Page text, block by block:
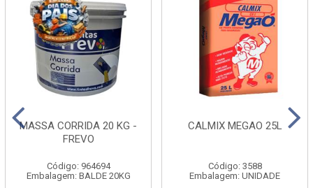
MASSA CORRIDA 20 KG -
FREVO
Código: 964694
Embalagem: BALDE 20KG
CALMIX MEGAO 25L
Código: 3588
Embalagem: UNIDADE